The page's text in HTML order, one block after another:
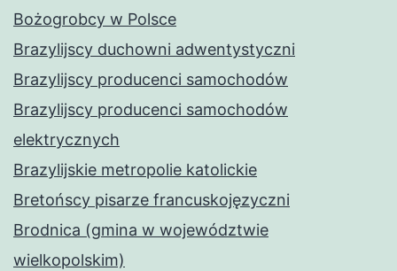
Bożogrobcy w Polsce
Brazylijscy duchowni adwentystyczni
Brazylijscy producenci samochodów
Brazylijscy producenci samochodów
elektrycznych
Brazylijskie metropolie katolickie
Bretońscy pisarze francuskojęzyczni
Brodnica (gmina w województwie
wielkopolskim)